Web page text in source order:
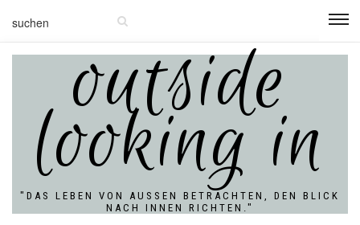
outside
looking in
"DAS LEBEN VON AUSSEN BETRACHTEN, DEN BLICK N
ACH INNEN RICHTEN."